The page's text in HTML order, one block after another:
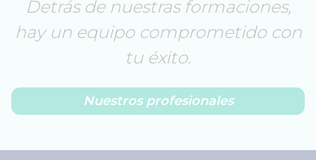
Detrás de nuestras formaciones,
hay un equipo comprometido con
tu éxito.
Nuestros profesionales